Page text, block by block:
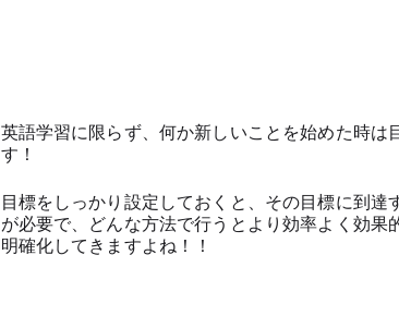
英語学習に限らず、何か新しいことを始めた時は
す！
目標をしっかり設定しておくと、その目標に到達
が必要で、どんな方法で行うとより効率よく効果
明確化してきますよね！！